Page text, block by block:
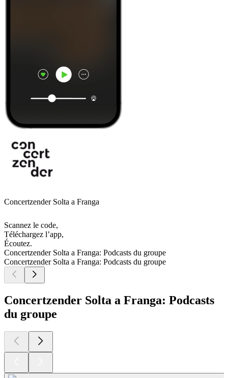
Concertzender Solta a Franga
Scannez le code,
Téléchargez l’app,
Écoutez.
Concertzender Solta a Franga: Podcasts du groupe
Concertzender Solta a Franga: Podcasts du groupe
Concertzender Solta a Franga: Podcasts
du groupe